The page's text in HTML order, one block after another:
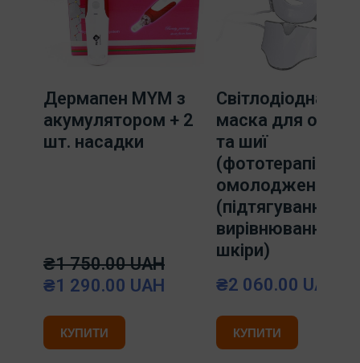
Дермапен MYM з
акумулятором + 2
шт. насадки
₴1 750.00 UAH
₴1 290.00 UAH
КУПИТИ
Світлодіодна
маска для
та шиї
(фототерапія).
омолодження
(підтягування,
вирівнювання
шкіри)
₴2 060.00 UAH
КУПИТИ